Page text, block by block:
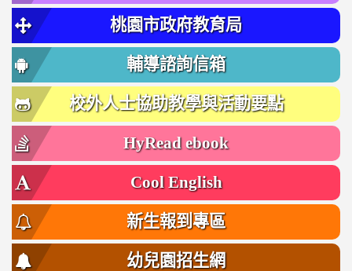
桃園市政府教育局
輔導諮詢信箱
校外人士協助教學與活動要點
HyRead ebook
Cool English
新生報到專區
幼兒園招生網